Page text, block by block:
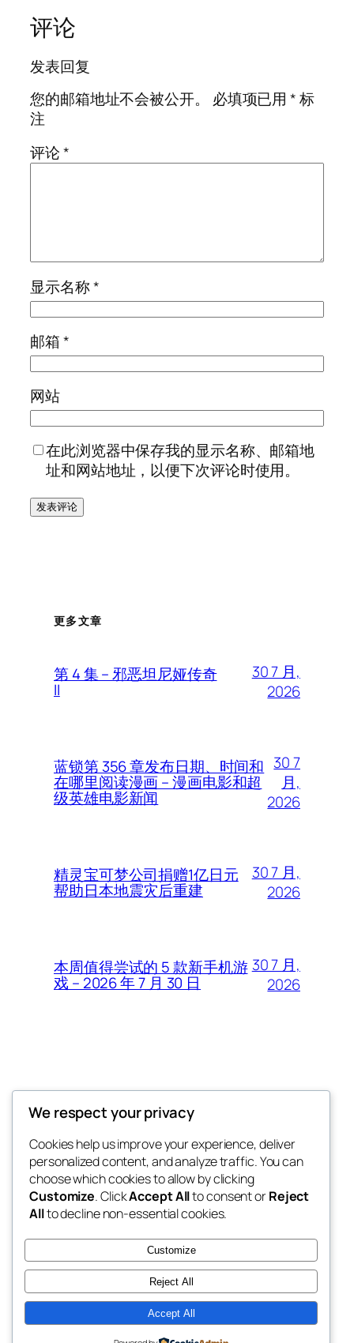
评论
发表回复
您的邮箱地址不会被公开。
必填项已用*标
注
评论*
显示名称*
邮箱*
网站
在此浏览器中保存我的显示名称、邮箱地
址和网站地址，以便下次评论时使用。
更多文章
第 4 集 – 邪恶坦尼娅传奇
II
30 7 月,
2026
蓝锁第 356 章发布日期、时间和
在哪里阅读漫画 – 漫画电影和超
级英雄电影新闻
30 7
月,
2026
精灵宝可梦公司捐赠1亿日元
帮助日本地震灾后重建
30 7 月,
2026
本周值得尝试的 5 款新手机游
戏 – 2026 年 7 月 30 日
30 7 月,
2026
Thunder Feeds
你最喜欢的电子游戏和攻略杂志
博客
关于
常见问题
作者
事件
商店
样板
主题
二〇二五 以WordPress设计
We respect your privacy
Cookies help us improve your experience, deliver
personalized content, and analyze traffic. You can
choose which cookies to allow by clicking
Customize. ClickAccept Allto consent orReject
Allto decline non-essential cookies.
Customize
Reject All
Accept All